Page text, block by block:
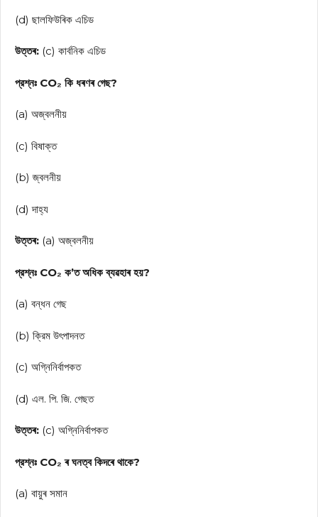
(d) ছালফিউৰিক এচিড
উত্তৰ: (c) কার্বনিক এচিড
প্রশ্নঃ CO₂ কি ধৰণৰ গেছ?
(a) অজ্বলনীয়
(c) বিষাক্ত
(b) জ্বলনীয়
(d) দাহ্য
উত্তৰ: (a) অজ্বলনীয়
প্রশ্নঃ CO₂ ক’ত অধিক ব্যৱহাৰ হয়?
(a) বন্ধন গেছ
(b) ক্রিম উৎপাদনত
(c) অগ্নিনির্বাপকত
(d) এল. পি. জি. গেছত
উত্তৰ: (c) অগ্নিনির্বাপকত
প্রশ্নঃ CO₂ ৰ ঘনত্ব কিদৰে থাকে?
(a) বায়ুৰ সমান